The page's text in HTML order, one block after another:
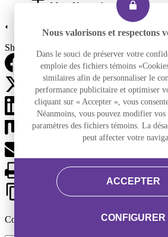
More Networks
Share via
Facebook
X (Twitter)
LinkedIn
Mix
Copy Link
Copy link
Nous valorisons et respectons
Dans le souci de préserver votre
emploie des fichiers témoins
similaires afin de personnaliser le
performance publicitaire et optimiser
cliquant sur « Accepter », vous
Néanmoins, vous pouvez modifier vos
paramètres des fichiers témoins. La
peut affecter votre
CONFIGURER
ACCEPTER